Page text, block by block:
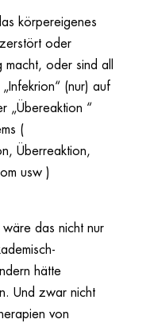
körpereigenes
oder
oder sind all
(nur) auf
„Übereaktion “
(
Überreaktion,
usw )
das nicht nur
hätte
Und zwar nicht
von